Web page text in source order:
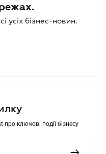
усіх бізнес-новин.
ключові події бізнесу